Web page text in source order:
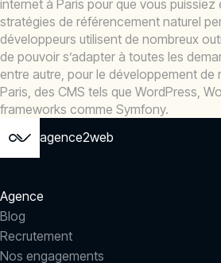
internet à Paris pour que vous
stratégies de référencement naturel
développeurs utilisent de nombreux
de pouvoir s’adapter à toutes les
entre autre, pour le développement de
Paris, des CMS tels que WordPress,
frameworks comme Symfony.
agence2web
Agence
Blog
Recrutement
Nos engagements